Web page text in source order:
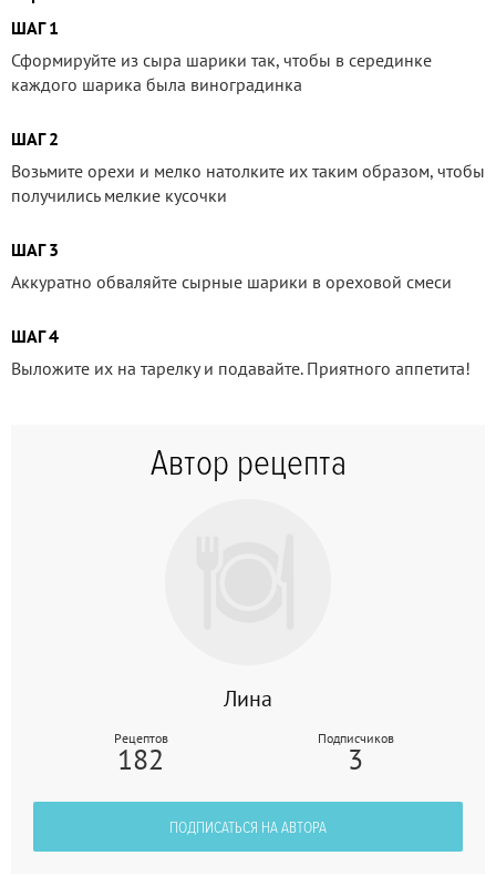
ШАГ 1
Сформируйте из сыра шарики так, чтобы в серединке
каждого шарика была виноградинка
ШАГ 2
Возьмите орехи и мелко натолките их таким образом, чтобы
получились мелкие кусочки
ШАГ 3
Аккуратно обваляйте сырные шарики в ореховой смеси
ШАГ 4
Выложите их на тарелку и подавайте. Приятного аппетита!
Автор рецепта
Лина
Рецептов
182
Подписчиков
3
ПОДПИСАТЬСЯ НА АВТОРА